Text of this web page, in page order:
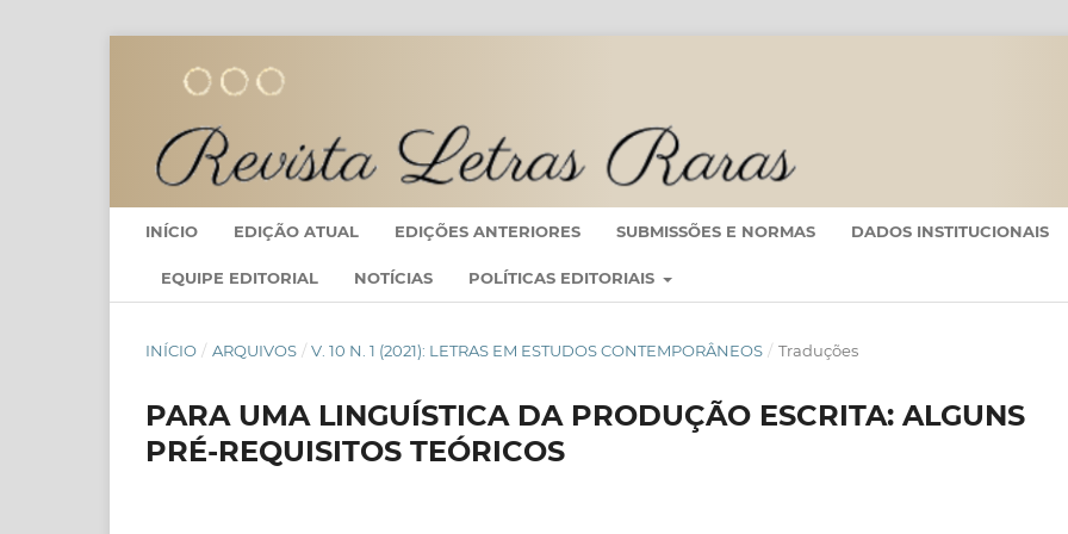
INÍCIO EDIÇÃO ATUAL EDIÇÕES ANTERIORES SUBMISSÕES E NORMAS DADOS INSTITUCIONAIS
EQUIPE EDITORIAL NOTÍCIAS POLÍTICAS EDITORIAIS
INÍCIO / ARQUIVOS / V. 10 N. 1 (2021): LETRAS EM ESTUDOS CONTEMPORÂNEOS / Traduções
PARA UMA LINGUÍSTICA DA PRODUÇÃO ESCRITA: ALGUNS
PRÉ-REQUISITOS TEÓRICOS